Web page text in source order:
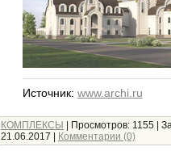
Источник: www.archi.ru
КОМПЛЕКСЫ | Просмотров: 1155|
21.06.2017 | Комментарии (0)